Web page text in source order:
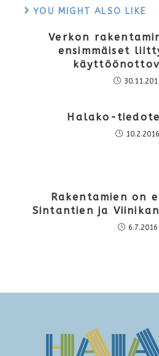
YOU MIGHT ALSO LIKE
Verkon
ensimmäiset
Halako-
10.2.2016
Rakentamien on
Sintantien ja
6.7.2016